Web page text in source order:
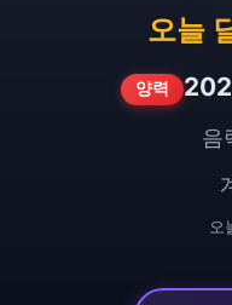
오늘
양력
음
오